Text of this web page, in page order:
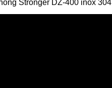
Stronger DZ-400 inox 304